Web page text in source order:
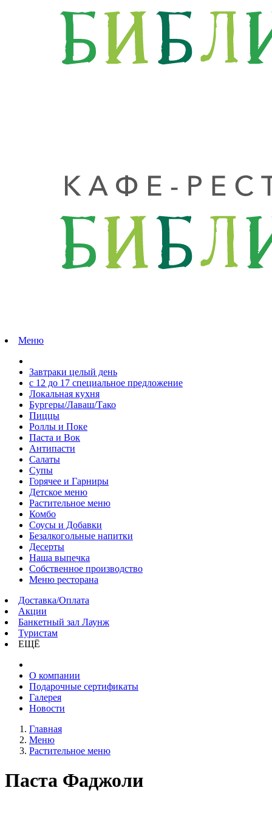
Меню
Завтраки целый день
с 12 до 17 специальное предложение
Локальная кухня
Бургеры/Лаваш/Тако
Пиццы
Роллы и Поке
Паста и Вок
Антипасти
Салаты
Супы
Горячее и Гарниры
Детское меню
Растительное меню
Комбо
Соусы и Добавки
Безалкогольные напитки
Десерты
Наша выпечка
Собственное производство
Меню ресторана
Доставка/Оплата
Акции
Банкетный зал Лаунж
Туристам
ЕЩЁ
О компании
Подарочные сертификаты
Галерея
Новости
Главная
Меню
Растительное меню
Паста Фаджоли